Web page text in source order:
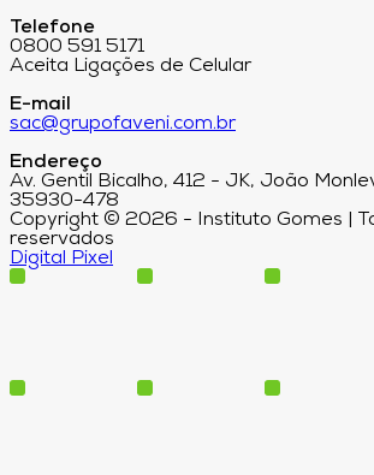
Telefone
0800 591 5171
Aceita Ligações de Celular
E-mail
sac@grupofaveni.com.br
Endereço
Av. Gentil Bicalho, 412 - JK, João
35930-478
Copyright © 2026 - Instituto Gomes |
reservados
Digital Pixel